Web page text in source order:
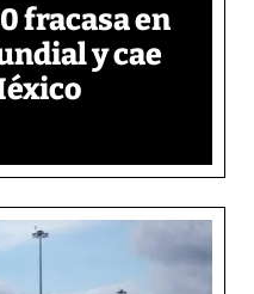
fracasa en
y cae